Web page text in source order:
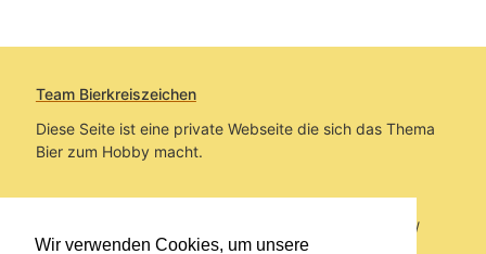
Wir verwenden Cookies, um unsere
Team Bierkreiszeichen
Diese Seite ist eine private Webseite die sich das Thema
Bier zum Hobby macht.
Sie befinden sich auf https://www.bierkreiszeichen.at/